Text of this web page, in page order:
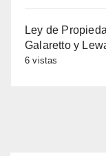
Ley de
Galaretto y
6 vistas